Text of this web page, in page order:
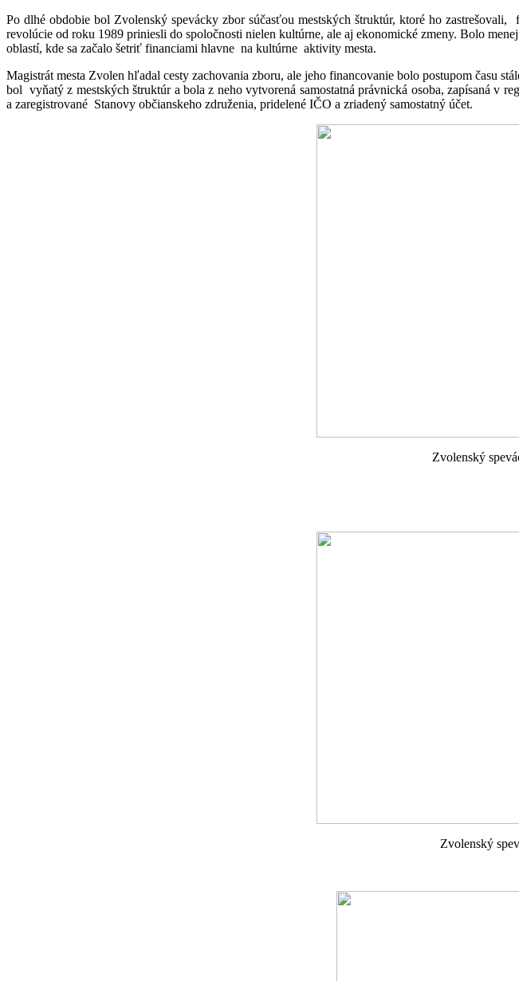
Po dlhé obdobie bol Zvolenský spevácky zbor súčasťou mestských štruktúr, ktoré ho
revolúcie od roku 1989 priniesli do spoločnosti nielen kultúrne, ale aj ekonomické zmeny. Bolo
oblastí, kde sa začalo šetriť financiami hlavne na kultúrne aktivity mesta.
Magistrát mesta Zvolen hľadal cesty zachovania zboru, ale jeho financovanie bolo postupom času
bol vyňatý z mestských štruktúr a bola z neho vytvorená samostatná právnická osoba, zapísaná v
a zaregistrované Stanovy občianskeho združenia, pridelené IČO a zriadený samostatný účet.
Zvolenský
Zvolenský